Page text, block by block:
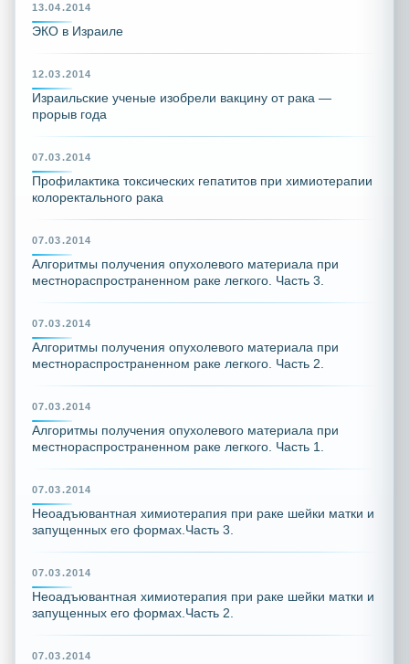
13.04.2014
ЭКО в Израиле
12.03.2014
Израильские ученые изобрели вакцину от рака —
прорыв года
07.03.2014
Профилактика токсических гепатитов при химиотерапии
колоректального рака
07.03.2014
Алгоритмы получения опухолевого материала при
местнораспространенном раке легкого. Часть 3.
07.03.2014
Алгоритмы получения опухолевого материала при
местнораспространенном раке легкого. Часть 2.
07.03.2014
Алгоритмы получения опухолевого материала при
местнораспространенном раке легкого. Часть 1.
07.03.2014
Неоадъювантная химиотерапия при раке шейки матки и
запущенных его формах.Часть 3.
07.03.2014
Неоадъювантная химиотерапия при раке шейки матки и
запущенных его формах.Часть 2.
07.03.2014